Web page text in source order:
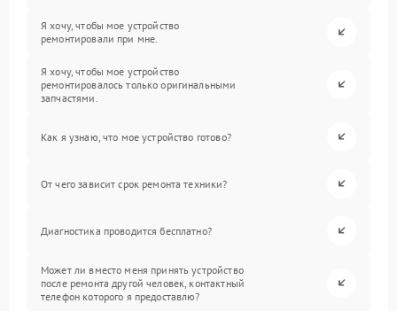
Я хочу, чтобы мое устройство
ремонтировали при мне.
Я хочу, чтобы мое устройство
ремонтировалось только оригинальными
запчастями.
Как я узнаю, что мое устройство готово?
От чего зависит срок ремонта техники?
Диагностика проводится бесплатно?
Может ли вместо меня принять устройство
после ремонта другой человек, контактный
телефон которого я предоставлю?